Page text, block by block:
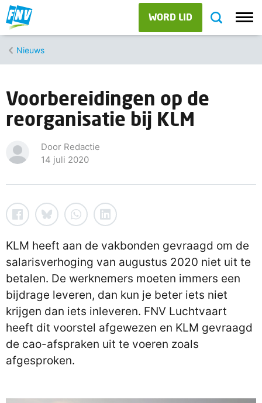
WORD LID
Nieuws
Voorbereidingen op de
reorganisatie bij KLM
Door Redactie
14 juli 2020
KLM heeft aan de vakbonden gevraagd om de
salarisverhoging van augustus 2020 niet uit te
betalen. De werknemers moeten immers een
bijdrage leveren, dan kun je beter iets niet
krijgen dan iets inleveren. FNV Luchtvaart
heeft dit voorstel afgewezen en KLM gevraagd
de cao-afspraken uit te voeren zoals
afgesproken.